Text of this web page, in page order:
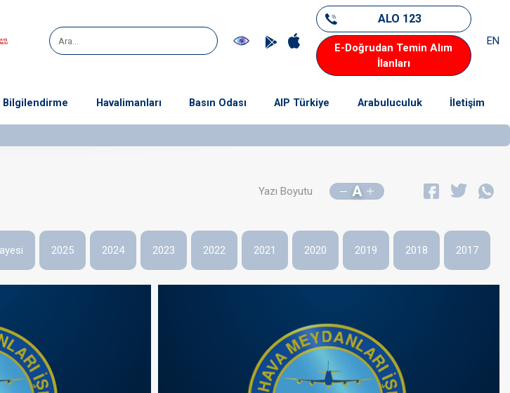
ALO 123
E-Doğrudan Temin Alım
İlanları
EN
Bilgilendirme Havalimanları Basın Odası AIP Türkiye Arabuluculuk İletişim
Yazı Boyutu A
2025 2024 2023 2022 2021 2020 2019 2018 2017